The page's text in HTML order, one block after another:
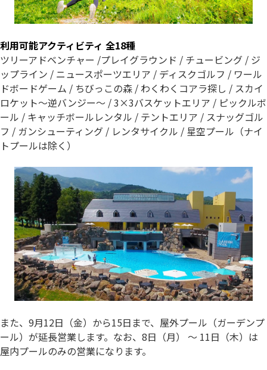
利用可能アクティビティ 全18種
ツリーアドベンチャー /プレイグラウンド / チュービング / ジ
ップライン / ニュースポーツエリア / ディスクゴルフ / ワール
ドボードゲーム / ちびっこの森 / わくわくコアラ探し / スカイ
ロケット～逆バンジー～ / 3×3バスケットエリア / ピックルボ
ール / キャッチボールレンタル / テントエリア / スナッグゴル
フ / ガンシューティング / レンタサイクル / 星空プール（ナイ
トプールは除く）
また、9月12日（金）から15日まで、屋外プール（ガーデンプ
ール）が延長営業します。なお、8日（月） ～ 11日（木）は
屋内プールのみの営業になります。